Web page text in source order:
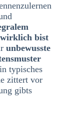
bist
unbewusste
typisches
zittert vor
gibts